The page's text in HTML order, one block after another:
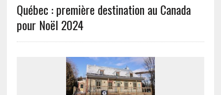
Québec : première destination au Canada
pour Noël 2024